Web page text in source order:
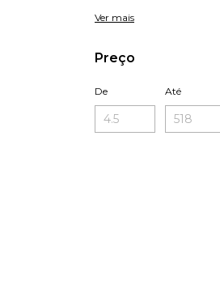
Ver mais
Preço
De Até